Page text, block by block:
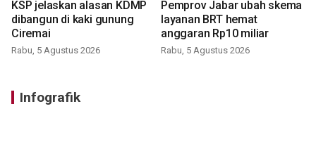
KSP jelaskan alasan KDMP
dibangun di kaki gunung
Ciremai
Rabu, 5 Agustus 2026
Pemprov Jabar ubah skema
layanan BRT hemat
anggaran Rp10 miliar
Rabu, 5 Agustus 2026
Infografik